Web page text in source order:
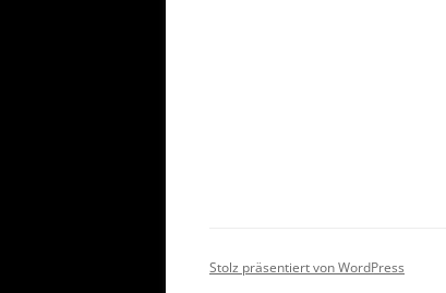
Stolz präsentiert von WordPress